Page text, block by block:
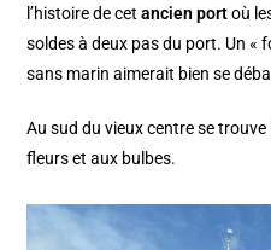
l’histoire de cetancien portoù
soldes à deux pas du port. Un «
sans marin aimerait bien se
Au sud du vieux centre se trouve
fleurs et aux bulbes.